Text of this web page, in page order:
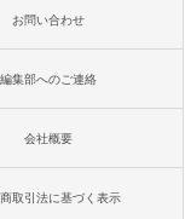
お問い合わせ
編集部へのご連絡
会社概要
取引法に基づく表示